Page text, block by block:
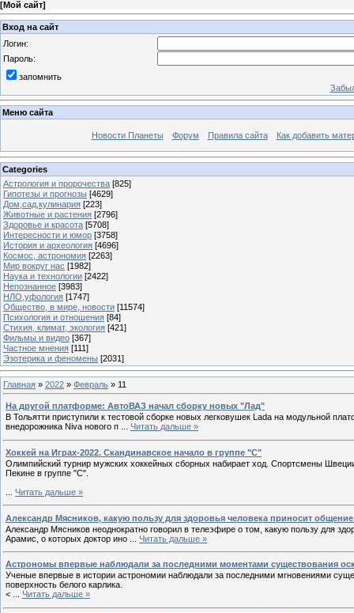
[Мой сайт]
Вход на сайт
Логин:
Пароль:
запомнить
Меню сайта
Новости Планеты Форум Правила сайта Как добавить
Categories
Астрология и пророчества [825]
Гипотезы и прогнозы [4629]
Дом,сад,кулинария [223]
Животные и растения [2796]
Здоровье и красота [5708]
Интересности и юмор [3758]
История и археология [4696]
Космос, астрономия [2263]
Мир вокруг нас [1982]
Наука и технологии [2422]
Непознанное [3983]
НЛО,уфология [1747]
Общество, в мире, новости [11574]
Психология и отношения [84]
Стихия, климат, экология [421]
Фильмы и видео [367]
Частное мнения [111]
Эзотерика и феномены [2031]
Главная » 2022 » Февраль » 11
На другой платформе: АвтоВАЗ начал сборку новых "Лад"
В Тольятти приступили к тестовой сборке новых легковушек Lada на модульной
внедорожника Niva нового п
Читать дальше »
Хоккей на Играх-2022. Скандинавское начало в группе "С"
Олимпийский турнир мужских хоккейных сборных набирает ход. Спортсмены
Пекине в группе "С".
Читать дальше »
Александр Мясников, какую пользу для здоровья человека приносит
Александр Мясников неоднократно говорил в телеэфире о том, какую пользу для
Арамис, о которых доктор ино
Читать дальше »
Астрономы впервые наблюдали за последними моментами существования
Ученые впервые в истории астрономии наблюдали за последними мгновениями
поверхность белого карлика.
<
Читать дальше »